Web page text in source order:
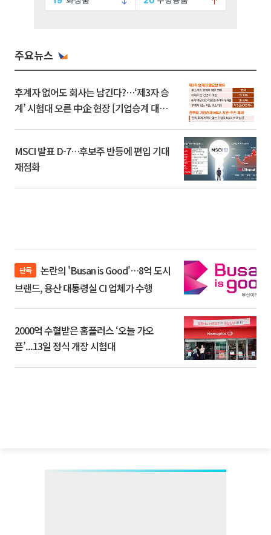
주요뉴스
후계자 없어도 회사는 남긴다?…‘제3자 승
계’ 시험대 오른 中企 현장 [기업승계 대전
MSCI 발표 D-7…후보주 반등에 편입 기대
재점화
단독
브랜드, 용산 대통령실 CI 업체가 수행
2000억 수혈받은 홈플러스 ‘오늘 가오
픈’...13일 정식 개장 시험대